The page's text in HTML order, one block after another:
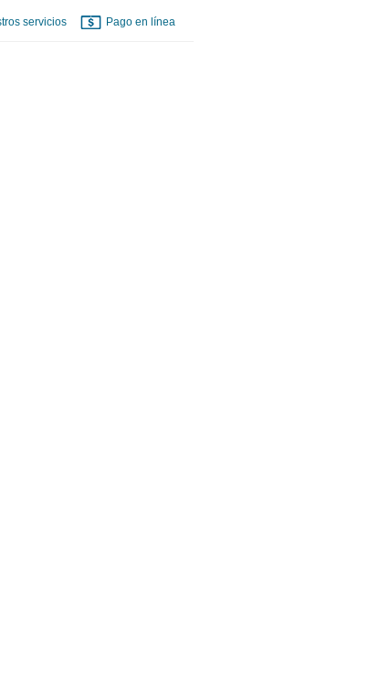
servicios Pago en línea